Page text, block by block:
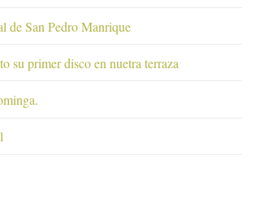
de San Pedro Manrique
su primer disco en nuetra terraza